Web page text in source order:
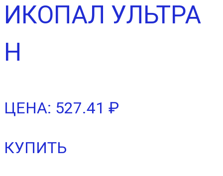
ИКОПАЛ УЛЬТРА
Н
ЦЕНА: 527.41 ₽
КУПИТЬ